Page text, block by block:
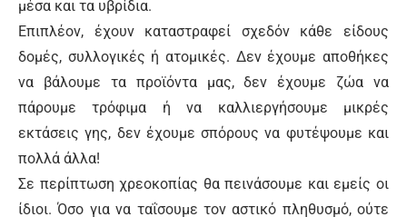
μέσα και τα υβρίδια.
Επιπλέον, έχουν καταστραφεί σχεδόν κάθε είδους
δομές, συλλογικές ή ατομικές. Δεν έχουμε αποθήκες
να βάλουμε τα προϊόντα μας, δεν έχουμε ζώα να
πάρουμε τρόφιμα ή να καλλιεργήσουμε μικρές
εκτάσεις γης, δεν έχουμε σπόρους να φυτέψουμε και
πολλά άλλα!
Σε περίπτωση χρεοκοπίας θα πεινάσουμε και εμείς οι
ίδιοι. Όσο για να ταΐσουμε τον αστικό πληθυσμό, ούτε